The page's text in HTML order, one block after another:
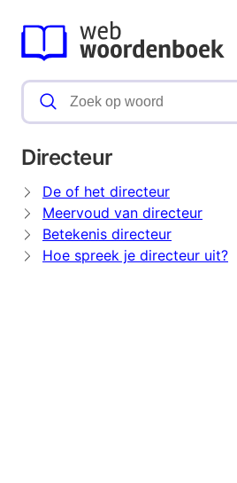
Directeur
De of het directeur
Meervoud van directeur
Betekenis directeur
Hoe spreek je directeur uit?